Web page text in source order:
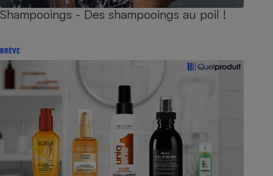
Shampooings - Des shampooings au poil !
BRÈVE